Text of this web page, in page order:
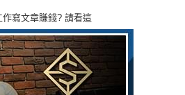
作寫文章賺錢? 請看這